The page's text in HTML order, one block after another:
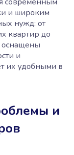
и широким
нужд: от
квартир до
оснащены
и
их удобными в
и